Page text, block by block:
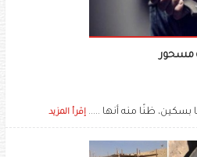
مسحور
ظنًا منه أنها ..... إقرأ المزيد